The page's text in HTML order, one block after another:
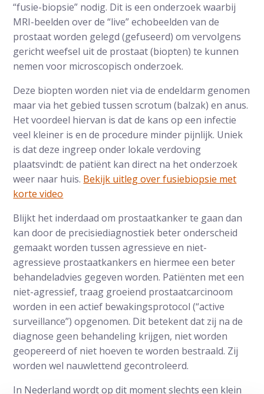
“fusie-biopsie” nodig. Dit is een onderzoek waarbij
MRI-beelden over de “live” echobeelden van de
prostaat worden gelegd (gefuseerd) om vervolgens
gericht weefsel uit de prostaat (biopten) te kunnen
nemen voor microscopisch onderzoek.
Deze biopten worden niet via de endeldarm genomen
maar via het gebied tussen scrotum (balzak) en anus.
Het voordeel hiervan is dat de kans op een infectie
veel kleiner is en de procedure minder pijnlijk. Uniek
is dat deze ingreep onder lokale verdoving
plaatsvindt: de patiënt kan direct na het onderzoek
weer naar huis. Bekijk uitleg over fusiebiopsie met
korte video
Blijkt het inderdaad om prostaatkanker te gaan dan
kan door de precisiediagnostiek beter onderscheid
gemaakt worden tussen agressieve en niet-
agressieve prostaatkankers en hiermee een beter
behandeladvies gegeven worden. Patiënten met een
niet-agressief, traag groeiend prostaatcarcinoom
worden in een actief bewakingsprotocol (“active
surveillance”) opgenomen. Dit betekent dat zij na de
diagnose geen behandeling krijgen, niet worden
geopereerd of niet hoeven te worden bestraald. Zij
worden wel nauwlettend gecontroleerd.
In Nederland wordt op dit moment slechts een klein